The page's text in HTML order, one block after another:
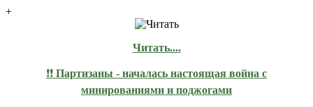
+
Читать....
❗❗ Партизаны - началась настоящая война с
минированиями и поджогами